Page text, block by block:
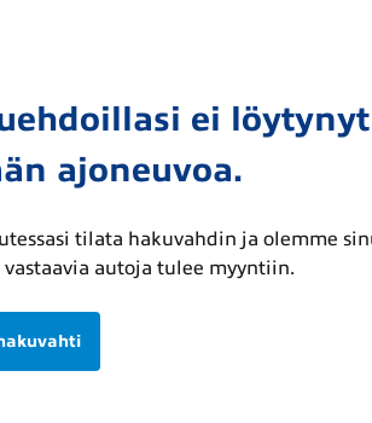
ei
ajoneuvoa.
tilata hakuvahdin ja olemme
vastaavia autoja tulee myyntiin.